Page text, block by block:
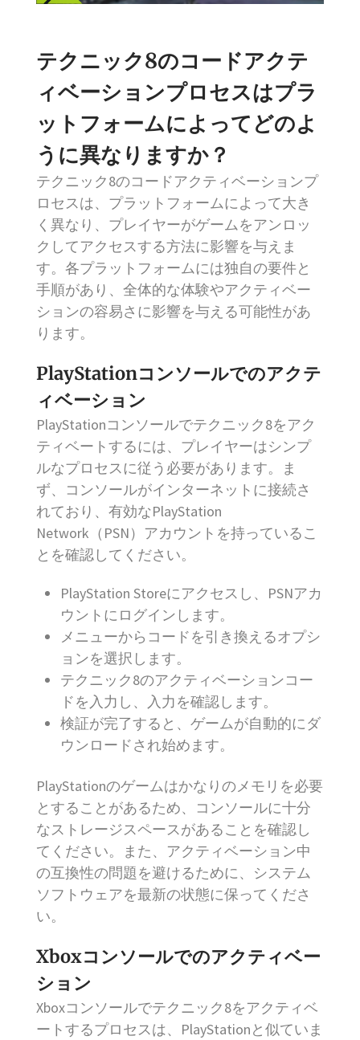
テクニック8のコードアクテ
ィベーションプロセスはプラ
ットフォームによってどのよ
うに異なりますか？
テクニック8のコードアクティベーションプ
ロセスは、プラットフォームによって大き
く異なり、プレイヤーがゲームをアンロッ
クしてアクセスする方法に影響を与えま
す。各プラットフォームには独自の要件と
手順があり、全体的な体験やアクティベー
ションの容易さに影響を与える可能性があ
ります。
PlayStationコンソールでのアクテ
ィベーション
PlayStationコンソールでテクニック8をアク
ティベートするには、プレイヤーはシンプ
ルなプロセスに従う必要があります。ま
ず、コンソールがインターネットに接続さ
れており、有効なPlayStation
Network（PSN）アカウントを持っているこ
とを確認してください。
PlayStation Storeにアクセスし、PSNアカ
ウントにログインします。
メニューからコードを引き換えるオプシ
ョンを選択します。
テクニック8のアクティベーションコー
ドを入力し、入力を確認します。
検証が完了すると、ゲームが自動的にダ
ウンロードされ始めます。
PlayStationのゲームはかなりのメモリを必要
とすることがあるため、コンソールに十分
なストレージスペースがあることを確認し
てください。また、アクティベーション中
の互換性の問題を避けるために、システム
ソフトウェアを最新の状態に保ってくださ
い。
Xboxコンソールでのアクティベー
ション
Xboxコンソールでテクニック8をアクティベ
ートするプロセスは、PlayStationと似ていま